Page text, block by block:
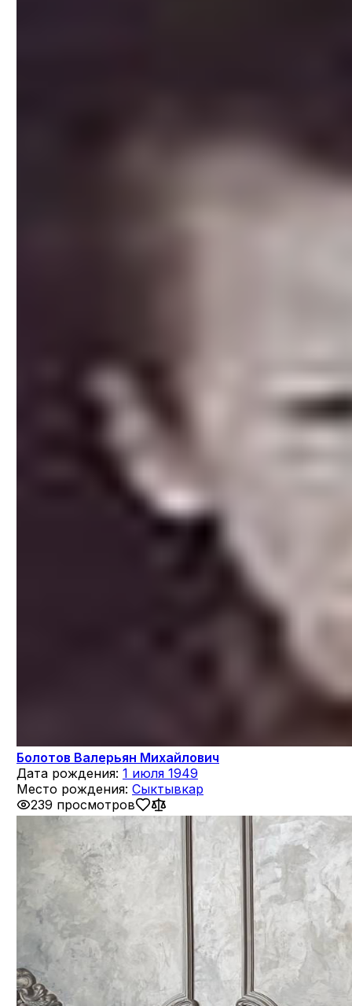
Болотов Валерьян Михайлович
Дата рождения: 1 июля 1949
Место рождения: Сыктывкар
239 просмотров